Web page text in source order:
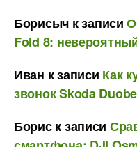
Борисыч к записи
Fold 8:
Иван к записи Как
звонок Skoda
Бориск записи